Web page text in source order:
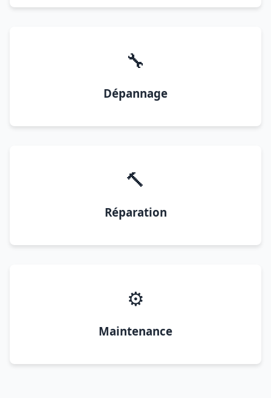
🔧
Dépannage
🔨
Réparation
⚙️
Maintenance